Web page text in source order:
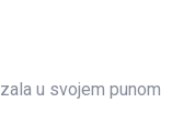
u svojem punom